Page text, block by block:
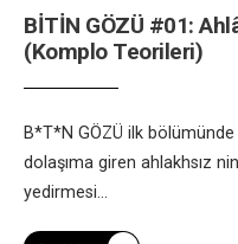
BİTİN GÖZÜ #01:
(Komplo Teorileri)
B*T*N GÖZÜ ilk
dolaşıma giren ahlakhsız
yedirmesi...